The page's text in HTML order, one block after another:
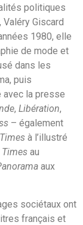
politiques
Giscard
1980, elle
de mode et
dans les
puis
avec la presse
, Libération,
– également
à l’illustré
Times au
aux
sociétaux ont
français et